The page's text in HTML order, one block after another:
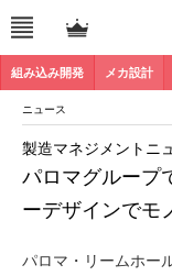
組み込み開発 メカ設計
ニュース
パロマグループ
ーデザインでモ
製造マネジメントニ
パロマ・リームホー